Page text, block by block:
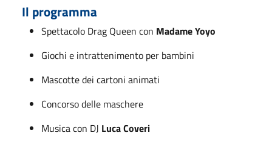
Il programma
Spettacolo Drag Queen con Madame Yoyo
Giochi e intrattenimento per bambini
Mascotte dei cartoni animati
Concorso delle maschere
Musica con DJ Luca Coveri